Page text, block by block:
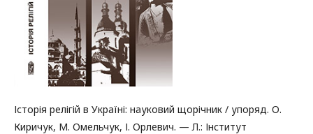
Історія релігій в Україні: науковий щорічник / упоряд. О.
Киричук, М. Омельчук, І. Орлевич. — Л.: Інститут